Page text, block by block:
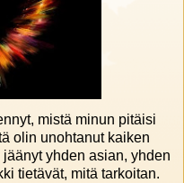
mistä minun pitäisi
olin unohtanut kaiken
yhden asian, yhden
tietävät, mitä tarkoitan.